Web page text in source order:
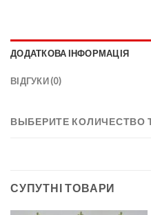
ДОДАТКОВА ІНФОРМАЦІЯ
ВІДГУКИ (0)
ВЫБЕРИТЕ КОЛИЧЕСТВО
СУПУТНІ ТОВАРИ